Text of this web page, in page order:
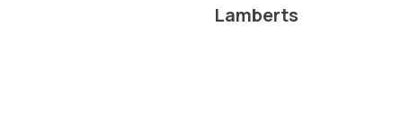
Lamberts